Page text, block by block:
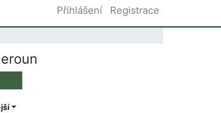
Přihlášení Registrace